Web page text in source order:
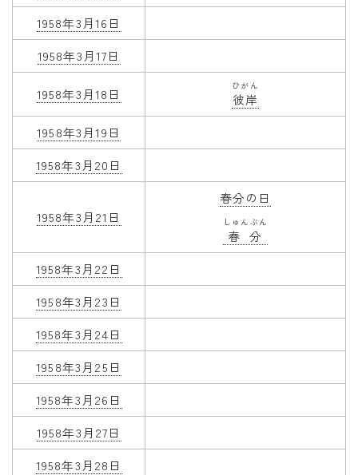
1958年3月16日
1958年3月17日
1958年3月18日 彼岸
ひがん
1958年3月19日
1958年3月20日
1958年3月21日
春分の日
春分
しゅんぶん
1958年3月22日
1958年3月23日
1958年3月24日
1958年3月25日
1958年3月26日
1958年3月27日
1958年3月28日